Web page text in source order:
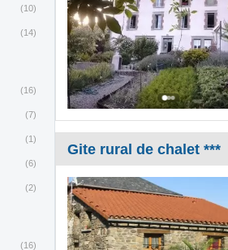
(10)
(14)
(16)
(7)
(1)
(6)
(2)
(16)
Gite rural de chalet ***